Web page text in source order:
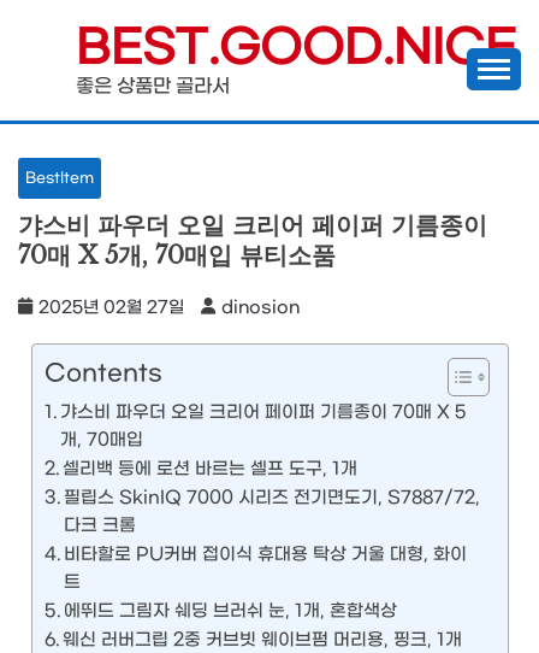
content
BEST.GOOD.NICE
좋은 상품만 골라서
BestItem
갸스비 파우더 오일 크리어 페이퍼 기름종이
70매 X 5개, 70매입 뷰티소품
2025년 02월 27일 dinosion
Contents
갸스비 파우더 오일 크리어 페이퍼 기름종이 70매 X 5
개, 70매입
셀리백 등에 로션 바르는 셀프 도구, 1개
필립스 SkinIQ 7000 시리즈 전기면도기, S7887/72,
다크 크롬
비타할로 PU커버 접이식 휴대용 탁상 거울 대형, 화이
트
에뛰드 그림자 쉐딩 브러쉬 눈, 1개, 혼합색상
웨신 러버그립 2중 커브빗 웨이브펌 머리용, 핑크, 1개